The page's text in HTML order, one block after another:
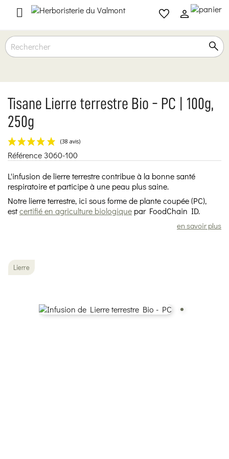

Tisane Lierre terrestre Bio - PC | 100g,
250g
Référence 3060-100
L'infusion de lierre terrestre contribue à la bonne santé
respiratoire et participe à une peau plus saine.
Notre lierre terrestre, ici sous forme de plante coupée (PC),
estcertifié en agriculture biologique par FoodChain ID.
en savoir plus
Lierre